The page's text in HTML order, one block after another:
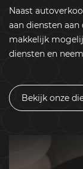
Naast
aan diensten
makkelijk
diensten en
Bekijk onze